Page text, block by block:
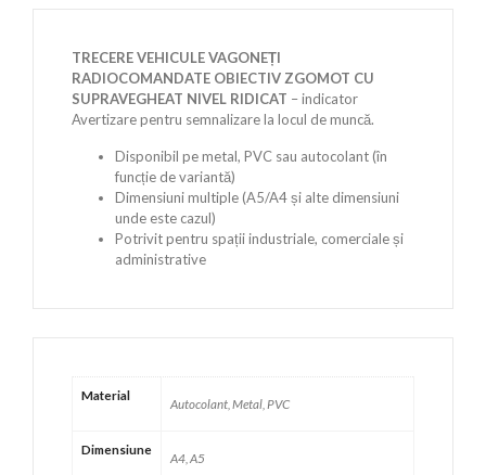
TRECERE VEHICULE VAGONEȚI
RADIOCOMANDATE OBIECTIV ZGOMOT CU
SUPRAVEGHEAT NIVEL RIDICAT – indicator
Avertizare pentru semnalizare la locul de muncă.
Disponibil pe metal, PVC sau autocolant (în
funcție de variantă)
Dimensiuni multiple (A5/A4 și alte dimensiuni
unde este cazul)
Potrivit pentru spații industriale, comerciale și
administrative
Material
Autocolant, Metal, PVC
Dimensiune
A4, A5